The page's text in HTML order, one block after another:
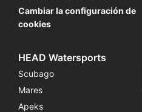
Cambiar la configuración de
cookies
HEAD Watersports
Scubago
Mares
Apeks